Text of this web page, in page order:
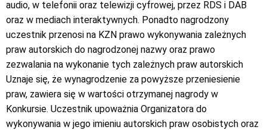
audio, w telefonii oraz telewizji cyfrowej, przez RDS i DAB
oraz w mediach interaktywnych. Ponadto nagrodzony
uczestnik przenosi na KZN prawo wykonywania zależnych
praw autorskich do nagrodzonej nazwy oraz prawo
zezwalania na wykonanie tych zależnych praw autorskich
Uznaje się, że wynagrodzenie za powyższe przeniesienie
praw, zawiera się w wartości otrzymanej nagrody w
Konkursie. Uczestnik upoważnia Organizatora do
wykonywania w jego imieniu autorskich praw osobistych oraz